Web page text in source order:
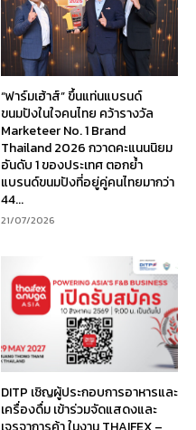
“ฟาร์มเฮ้าส์” ขึ้นแท่นแบรนด์
ขนมปังในใจคนไทย คว้ารางวัล
Marketeer No. 1 Brand
Thailand 2026 กวาดคะแนนนิยม
อันดับ 1 ของประเทศ ตอกย้ำ
แบรนด์ขนมปังที่อยู่คู่คนไทยมากว่า
44...
21/07/2026
DITP เชิญผู้ประกอบการอาหารและ
เครื่องดื่ม เข้าร่วมจัดแสดงและ